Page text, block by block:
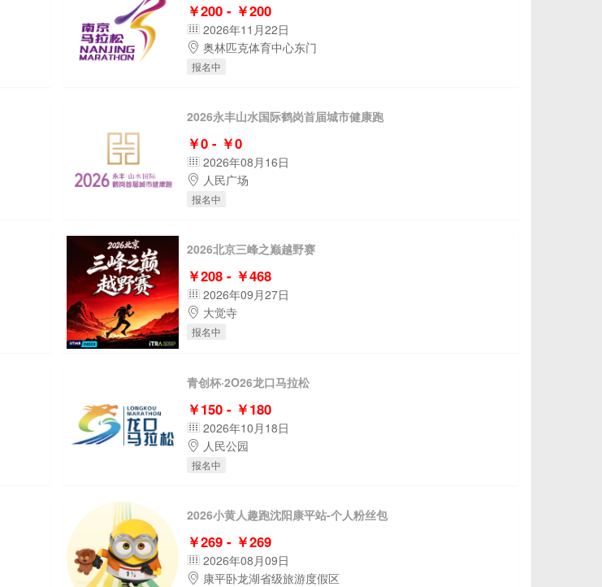
￥200 - ￥200
2026年11月22日
奥林匹克体育中心东门
报名中
2026永丰山水国际鹤岗首届城市健康跑
￥0 - ￥0
2026年08月16日
人民广场
报名中
2026北京三峰之巅越野赛
￥208 - ￥468
2026年09月27日
大觉寺
报名中
青创杯·2O26龙口马拉松
￥150 - ￥180
2026年10月18日
人民公园
报名中
2026小黄人趣跑沈阳康平站-个人粉丝包
￥269 - ￥269
2026年08月09日
康平卧龙湖省级旅游度假区